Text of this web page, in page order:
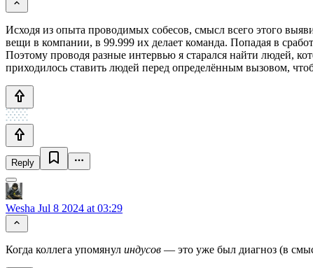
Исходя из опыта проводимых собесов, смысл всего этого
вещи в компании, в 99.999 их делает команда. Попадая в
Поэтому проводя разные интервью я старался найти людей,
приходилось ставить людей перед определённым вызовом,
Reply
Wesha Jul 8 2024 at 03:29
Когда коллега упомянул индусов — это уже был диагноз (в